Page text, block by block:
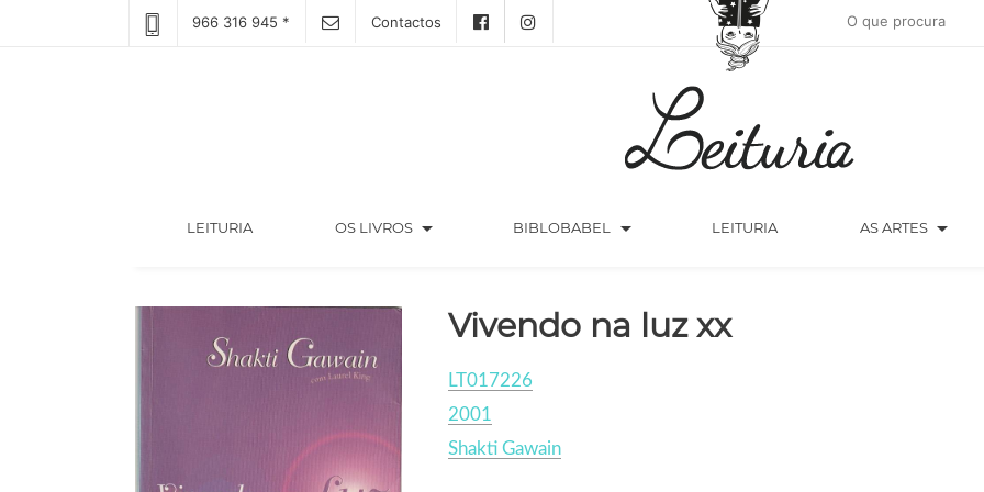
966 316 945 * Contactos
LEITURIA(CURRENT) OS LIVROS arrow_drop_down BIBLOBABEL arrow_drop_down LEITURIA AS ARTES arrow_drop_down
Vivendo na luz xx
LT017226
2001
Shakti Gawain